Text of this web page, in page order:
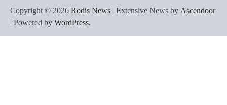
Copyright © 2026 Rodis News | Extensive News by Ascendoor
| Powered by WordPress.